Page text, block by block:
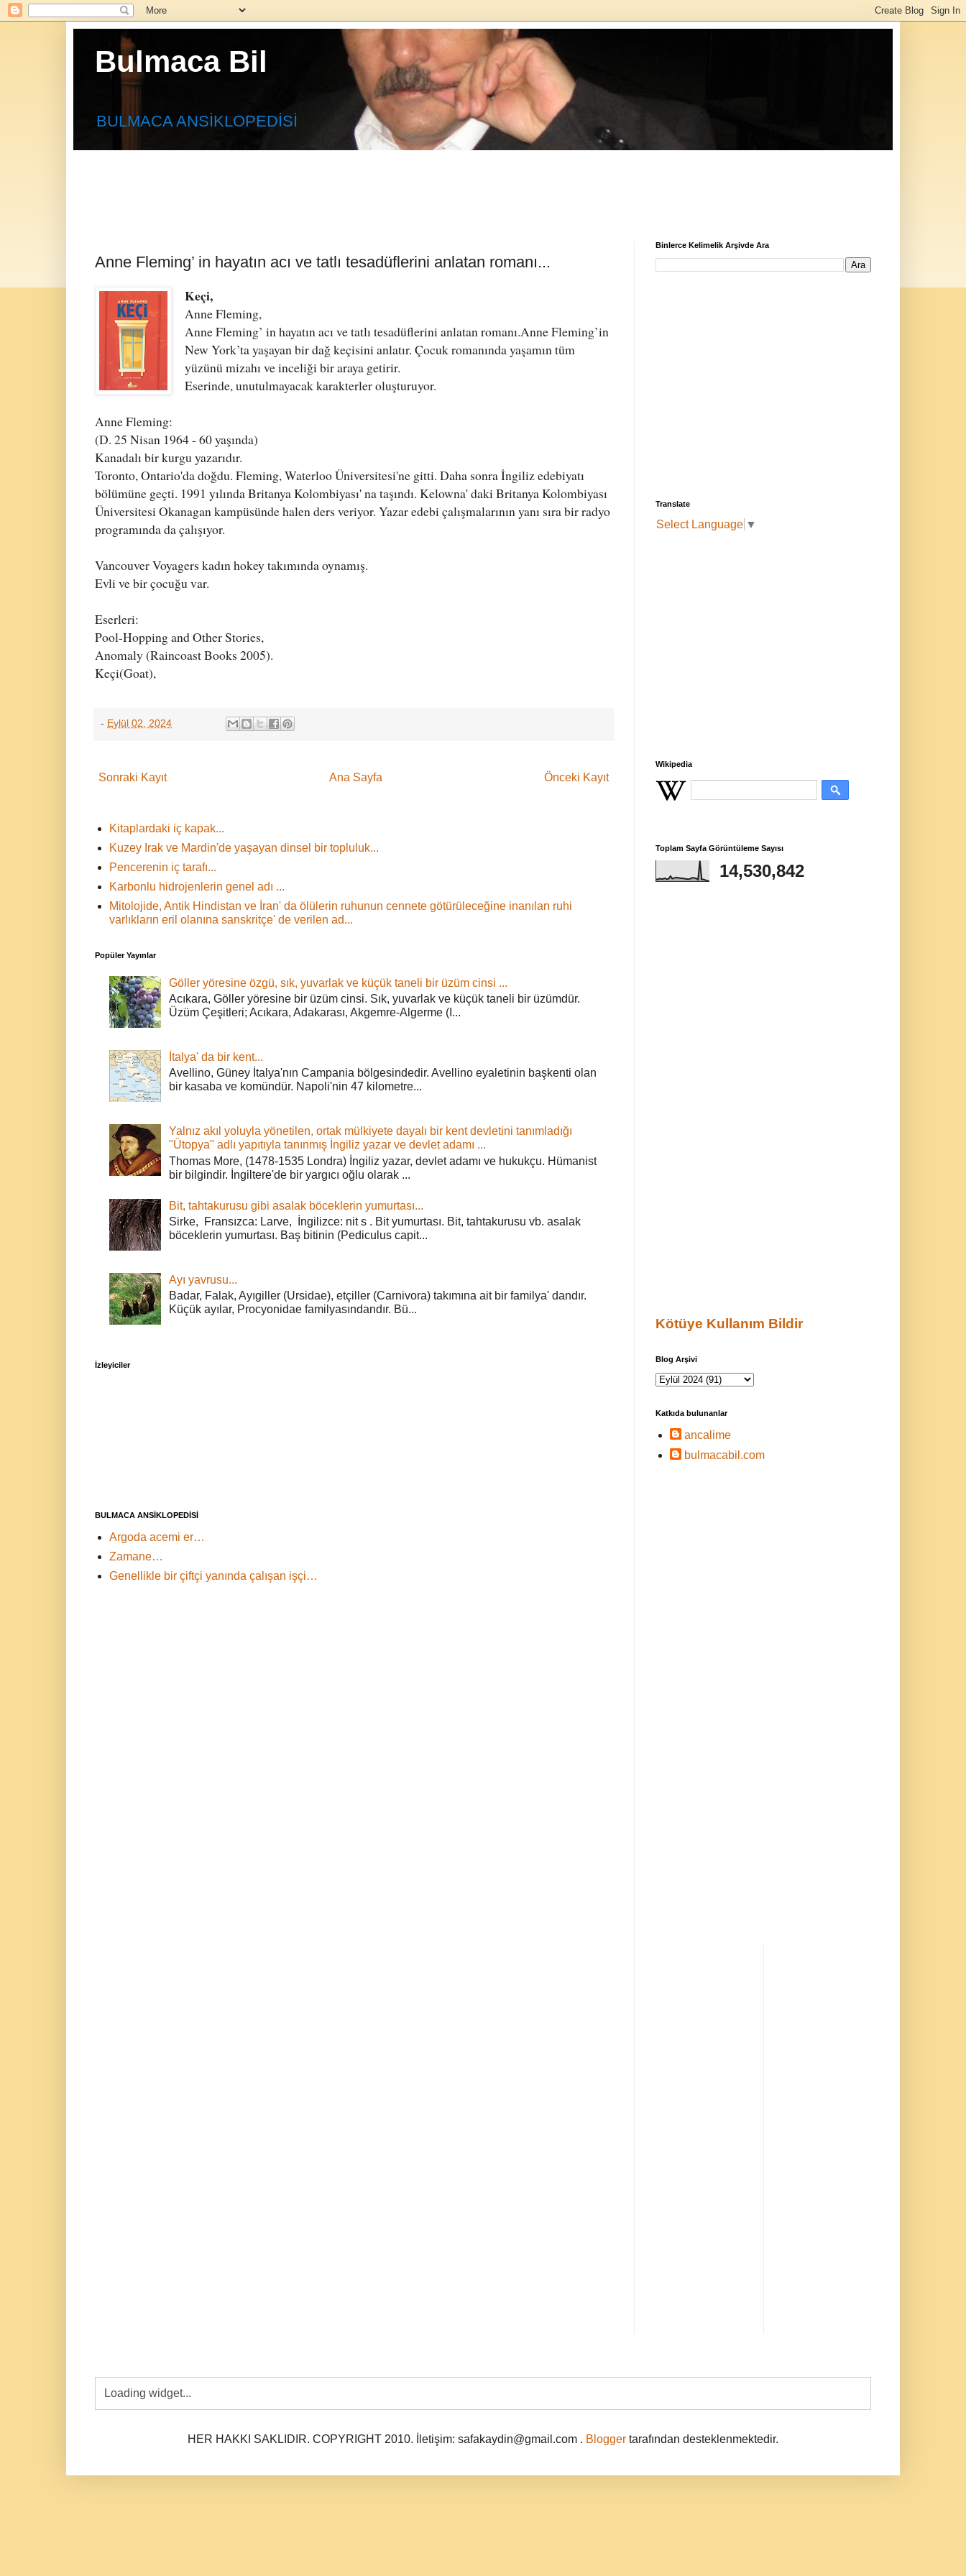
Bulmaca Bil
BULMACA ANSİKLOPEDİSİ
Anne Fleming’ in hayatın acı ve tatlı tesadüflerini anlatan romanı...
Keçi,
Anne Fleming,
Anne Fleming’ in hayatın acı ve tatlı tesadüflerini anlatan romanı.Anne Fleming’in
New York’ta yaşayan bir dağ keçisini anlatır. Çocuk romanında yaşamın tüm
yüzünü mizahı ve inceliği bir araya getirir.
Eserinde, unutulmayacak karakterler oluşturuyor.
Anne Fleming:
(D. 25 Nisan 1964 - 60 yaşında)
Kanadalı bir kurgu yazarıdır.
Toronto, Ontario'da doğdu. Fleming, Waterloo Üniversitesi'ne gitti. Daha sonra İngiliz edebiyatı
bölümüne geçti. 1991 yılında Britanya Kolombiyası' na taşındı. Kelowna' daki Britanya Kolombiyası
Üniversitesi Okanagan kampüsünde halen ders veriyor. Yazar edebi çalışmalarının yanı sıra bir radyo
programında da çalışıyor.
Vancouver Voyagers kadın hokey takımında oynamış.
Evli ve bir çocuğu var.
Eserleri:
Pool-Hopping and Other Stories,
Anomaly (Raincoast Books 2005).
Keçi(Goat),
- Eylül 02, 2024
Sonraki Kayıt Önceki Kayıt
Ana Sayfa
Kitaplardaki iç kapak...
Kuzey Irak ve Mardin'de yaşayan dinsel bir topluluk...
Pencerenin iç tarafı...
Karbonlu hidrojenlerin genel adı ...
Mitolojide, Antik Hindistan ve İran' da ölülerin ruhunun cennete götürüleceğine inanılan ruhi
varlıkların eril olanına sanskritçe' de verilen ad...
Popüler Yayınlar
Göller yöresine özgü, sık, yuvarlak ve küçük taneli bir üzüm cinsi ...
Acıkara, Göller yöresine bir üzüm cinsi. Sık, yuvarlak ve küçük taneli bir üzümdür.
Üzüm Çeşitleri; Acıkara, Adakarası, Akgemre-Algerme (I...
İtalya' da bir kent...
Avellino, Güney İtalya'nın Campania bölgesindedir. Avellino eyaletinin başkenti olan
bir kasaba ve komündür. Napoli'nin 47 kilometre...
Yalnız akıl yoluyla yönetilen, ortak mülkiyete dayalı bir kent devletini tanımladığı
"Ütopya" adlı yapıtıyla tanınmış İngiliz yazar ve devlet adamı ...
Thomas More, (1478-1535 Londra) İngiliz yazar, devlet adamı ve hukukçu. Hümanist
bir bilgindir. İngiltere'de bir yargıcı oğlu olarak ...
Bit, tahtakurusu gibi asalak böceklerin yumurtası...
Sirke, Fransızca: Larve, İngilizce: nit s . Bit yumurtası. Bit, tahtakurusu vb. asalak
böceklerin yumurtası. Baş bitinin (Pediculus capit...
Ayı yavrusu...
Badar, Falak, Ayıgiller (Ursidae), etçiller (Carnivora) takımına ait bir familya' dandır.
Küçük ayılar, Procyonidae familyasındandır. Bü...
İzleyiciler
BULMACA ANSİKLOPEDİSİ
Argoda acemi er…
Zamane…
Genellikle bir çiftçi yanında çalışan işçi…
Binlerce Kelimelik Arşivde Ara
Translate
Select Language ▼
Wikipedia
Toplam Sayfa Görüntüleme Sayısı
14,530,842
Kötüye Kullanım Bildir
Blog Arşivi
Katkıda bulunanlar
ancalime
bulmacabil.com
HER HAKKI SAKLIDIR. COPYRIGHT 2010. İletişim: safakaydin@gmail.com . Blogger tarafından desteklenmektedir.